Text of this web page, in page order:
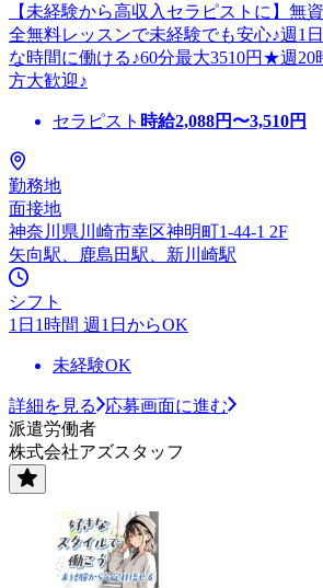
【未経験から高収入セラピストに】無
全無料レッスンで未経験でも安心♪週1
な時間に働ける♪60分最大3510円★週20
方大歓迎♪
セラピスト 時給2,088円〜3,510円
勤務地
面接地
神奈川県川崎市幸区神明町1-44-1 2F
矢向駅、鹿島田駅、新川崎駅
シフト
1日1時間 週1日からOK
未経験OK
詳細を見る
応募画面に進む
派遣労働者
株式会社アズスタッフ